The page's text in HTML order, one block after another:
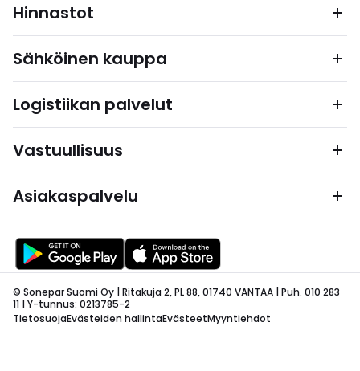
Hinnastot
Sähköinen kauppa
Logistiikan palvelut
Vastuullisuus
Asiakaspalvelu
© Sonepar Suomi Oy | Ritakuja 2, PL 88, 01740 VANTAA | Puh. 010 283
11 | Y-tunnus: 0213785-2
TietosuojaEvästeiden hallintaEvästeetMyyntiehdot